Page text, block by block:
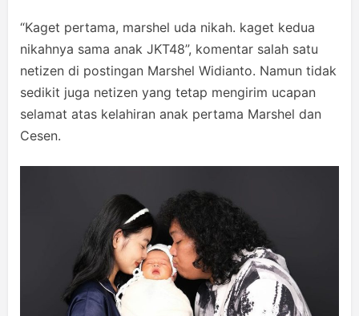
“Kaget pertama, marshel uda nikah. kaget kedua
nikahnya sama anak JKT48”, komentar salah satu
netizen di postingan Marshel Widianto. Namun tidak
sedikit juga netizen yang tetap mengirim ucapan
selamat atas kelahiran anak pertama Marshel dan
Cesen.